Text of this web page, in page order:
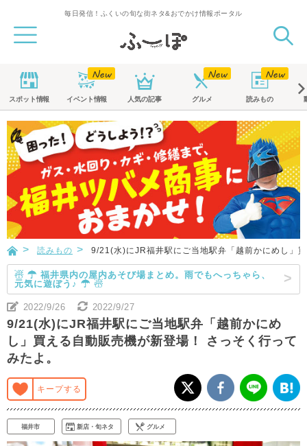
毎日発信！ふくいの旬な街ネタ&おでかけ情報ポータル
スポット情報 イベント情報 人気の記事 グルメ 読みもの
読みもの 9/21(水)にJR福井駅にご当地駅弁「越前かにめし」
☃ ☂ 福井県内の屋内あそび場まとめ。雨でもへっちゃら、
元気に遊ぼう♪ ☂ ☃
2022/9/26 2022/9/27
9/21(水)にJR福井駅にご当地駅弁「越前かにめ
し」買える自動販売機が新登場！ さっそく行って
みたよ。
キープする
福井市 新店・旬ネタ グルメ